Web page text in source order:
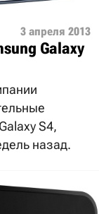
3 апреля 2013
Galaxy
S4,
назад.